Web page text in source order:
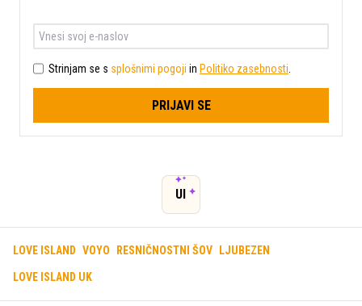
Strinjam se s splošnimi pogoji in Politiko zasebnosti
PRIJAVI SE
UI
LOVE ISLAND VOYO RESNIČNOSTNI ŠOV LJUBEZEN
LOVE ISLAND UK